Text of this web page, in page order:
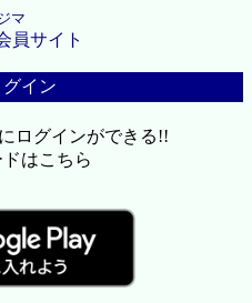
マ
員サイト
イン
ログインができる!!
はこちら